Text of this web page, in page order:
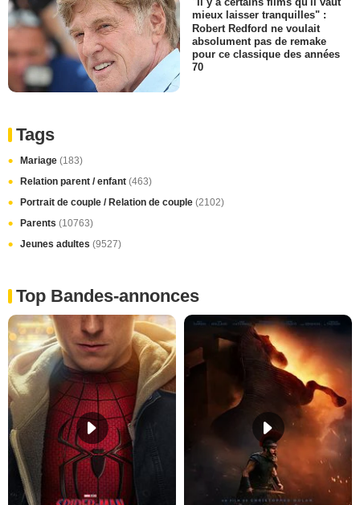
mieux laisser tranquilles" :
Robert Redford ne voulait
absolument pas de remake
pour ce classique des années
70
Tags
Mariage (183)
Relation parent / enfant (463)
Portrait de couple / Relation de couple (2102)
Parents (10763)
Jeunes adultes (9527)
Top Bandes-annonces